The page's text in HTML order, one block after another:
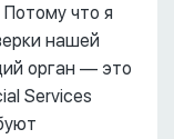
Потому что я
нашей
орган –– это
Services